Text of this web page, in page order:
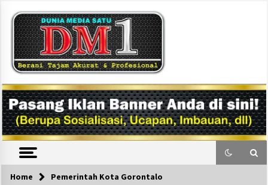
content
DM1
Home Pemerintah Kota Gorontalo